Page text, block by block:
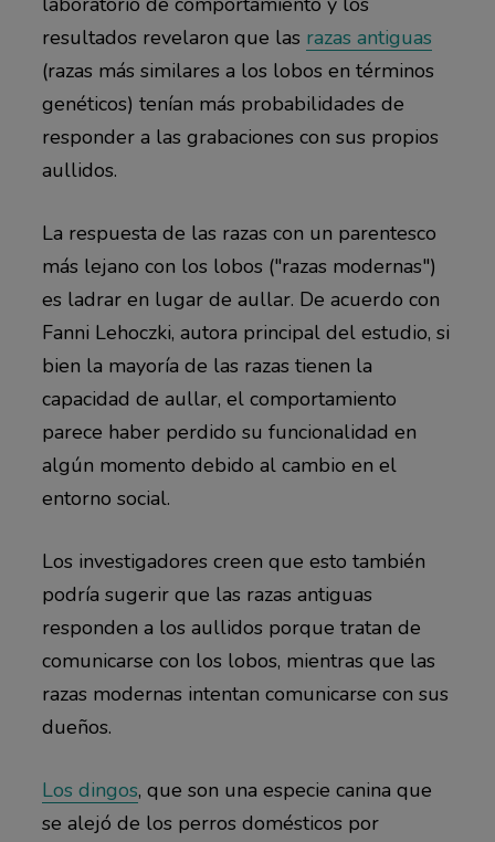
resultados revelaron que las razas antiguas
(razas más similares a los lobos en términos
genéticos) tenían más probabilidades de
responder a las grabaciones con sus propios
aullidos.
La respuesta de las razas con un parentesco
más lejano con los lobos ("razas modernas")
es ladrar en lugar de aullar. De acuerdo con
Fanni Lehoczki, autora principal del estudio, si
bien la mayoría de las razas tienen la
capacidad de aullar, el comportamiento
parece haber perdido su funcionalidad en
algún momento debido al cambio en el
entorno social.
Los investigadores creen que esto también
podría sugerir que las razas antiguas
responden a los aullidos porque tratan de
comunicarse con los lobos, mientras que las
razas modernas intentan comunicarse con sus
dueños.
Los dingos, que son una especie canina que
se alejó de los perros domésticos por